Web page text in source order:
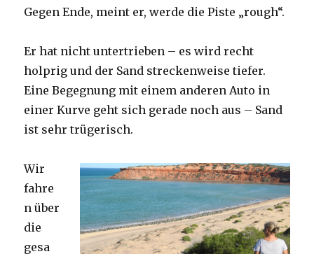
Gegen Ende, meint er, werde die Piste „rough“.
Er hat nicht untertrieben – es wird recht
holprig und der Sand streckenweise tiefer.
Eine Begegnung mit einem anderen Auto in
einer Kurve geht sich gerade noch aus – Sand
ist sehr trügerisch.
Wir
fahre
n über
die
gesa